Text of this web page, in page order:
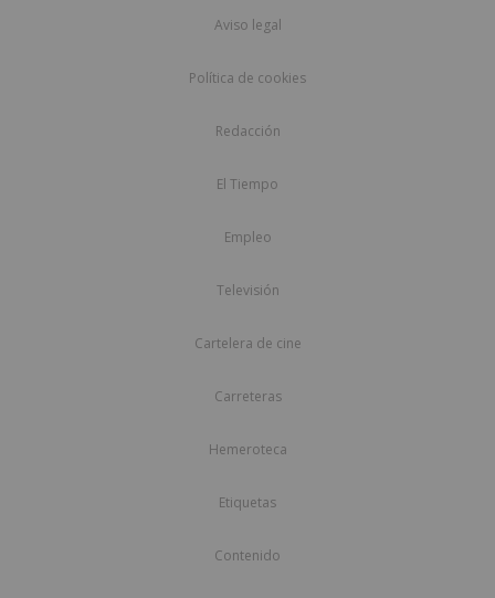
Aviso legal
Política de cookies
Redacción
El Tiempo
Empleo
Televisión
Cartelera de cine
Carreteras
Hemeroteca
Etiquetas
Contenido